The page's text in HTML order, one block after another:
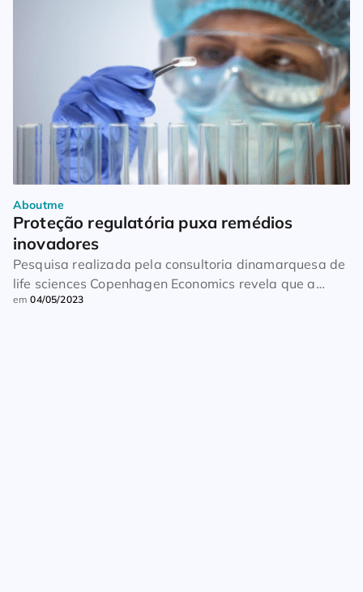
Aboutme
Proteção regulatória puxa remédios
inovadores
Pesquisa realizada pela consultoria dinamarquesa de
life sciences Copenhagen Economics revela que a
proteção regulatória pode acelerar a inovação na
em04/05/2023